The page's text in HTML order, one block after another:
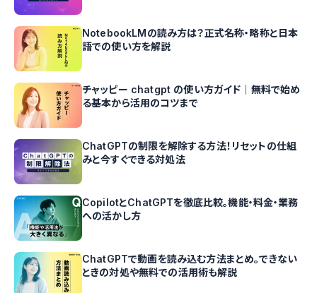
NotebookLMの読み方は？正式名称・略称と日本
語での使い方を解説
チャッピー chatgpt の使い方ガイド｜無料で始め
る基本から活用のコツまで
ChatGPTの制限を解除する方法！リセットの仕組
みと今すぐできる対処法
CopilotとChatGPTを徹底比較。機能・料金・業務
への活かし方
ChatGPTで動画を読み込む方法まとめ。できない
ときの対処や無料での活用術も解説